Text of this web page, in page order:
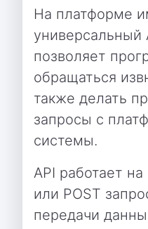
На платформе
универсальный
позволяет
обращаться
также делать
запросы с
системы.
API работает
или POST
передачи